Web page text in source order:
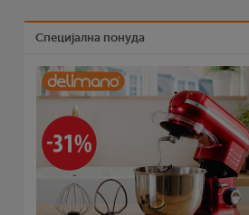
Специјална понуда